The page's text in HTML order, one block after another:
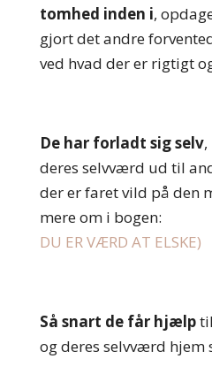
tomhed inden i,
gjort det andre
ved hvad der er rigtigt
De har forladt sig selv,
deres selvværd ud til
der er faret vild på den
mere om i bogen:
DU ER VÆRD AT ELSKE)
Så snart de får hjælp
og deres selvværd hjem